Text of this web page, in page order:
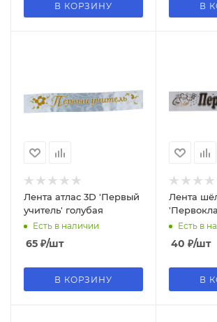
В КОРЗИНУ В
Лента атлас 3D 'Первый
учитель' голубая
Есть в наличии
65 ₽/шт
В КОРЗИНУ
Лента
Есть в
40 ₽/шт
В